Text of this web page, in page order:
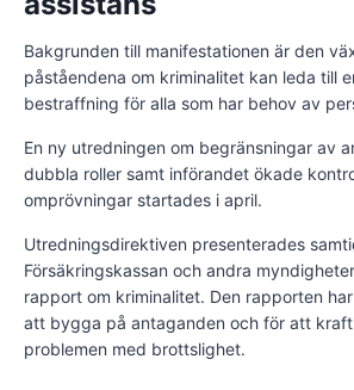
Bakgrunden till manifestationen är den
påståendena om kriminalitet kan leda till
bestraffning för alla som har behov av
En ny utredningen om begränsningar av
dubbla roller samt införandet ökade
omprövningar startades i april.
Utredningsdirektiven presenterades
Försäkringskassan och andra
rapport om kriminalitet. Den rapporten
att bygga på antaganden och för att
problemen med brottslighet.